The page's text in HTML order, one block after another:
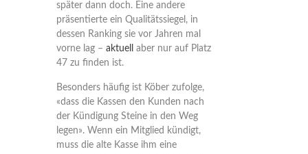
später dann doch. Eine andere
präsentierte ein Qualitätssiegel, in
dessen Ranking sie vor Jahren mal
vorne lag – aktuell
aber nur auf Platz
47 zu finden ist.
Besonders häufig ist Köber zufolge,
«dass die Kassen den Kunden nach
der Kündigung Steine in den Weg
legen». Wenn ein Mitglied kündigt,
muss die alte Kasse ihm eine